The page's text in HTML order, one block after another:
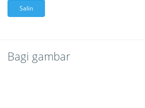
Salin
Bagi gambar